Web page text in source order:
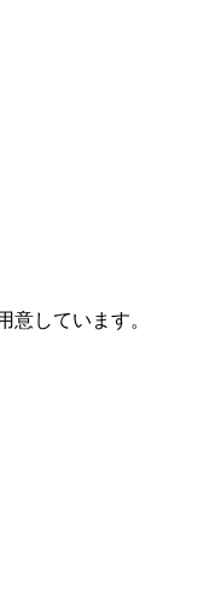
意しています。